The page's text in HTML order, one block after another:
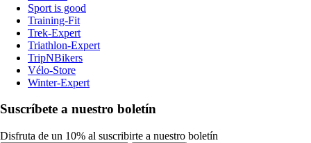
Sport is good
Training-Fit
Trek-Expert
Triathlon-Expert
TripNBikers
Vélo-Store
Winter-Expert
Suscríbete a nuestro boletín
Disfruta de un 10% al suscribirte a nuestro boletín